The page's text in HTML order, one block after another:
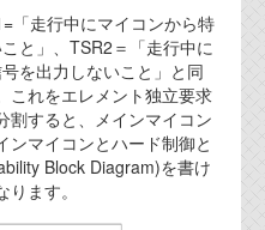
ページから
合わせ頂き
アカウント
「走行中にマイコンから特
と」、TSR2＝「走行中に
を出力しないこと」と同
これをエレメント独立要求
割すると、メインマイコン
ンマイコンとハード制御と
Block Diagram)を書け
ります。